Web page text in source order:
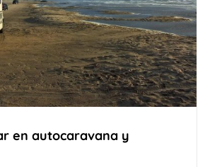
en autocaravana y